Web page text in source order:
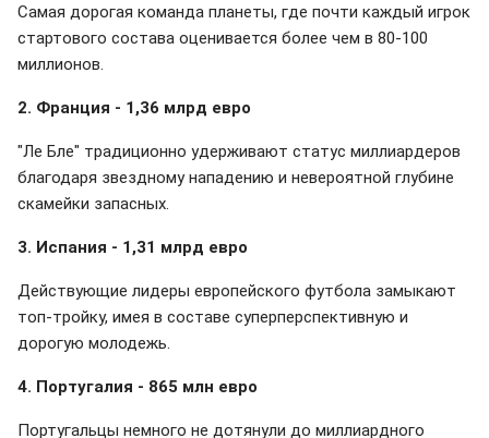
Самая дорогая команда планеты, где почти каждый игрок
стартового состава оценивается более чем в 80-100
миллионов.
2. Франция - 1,36 млрд евро
"Ле Бле" традиционно удерживают статус миллиардеров
благодаря звездному нападению и невероятной глубине
скамейки запасных.
3. Испания - 1,31 млрд евро
Действующие лидеры европейского футбола замыкают
топ-тройку, имея в составе суперперспективную и
дорогую молодежь.
4. Португалия - 865 млн евро
Португальцы немного не дотянули до миллиардного